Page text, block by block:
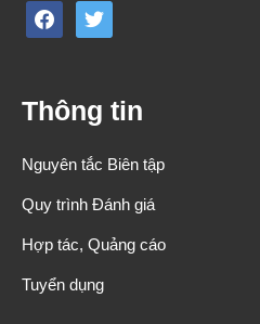
facebooktwitter
Thông tin
Nguyên tắc Biên tập
Quy trình Đánh giá
Hợp tác, Quảng cáo
Tuyển dụng